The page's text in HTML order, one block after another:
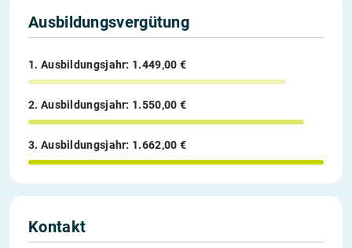
Ausbildungsvergütung
1. Ausbildungsjahr: 1.449,00 €
2. Ausbildungsjahr: 1.550,00 €
3. Ausbildungsjahr: 1.662,00 €
Kontakt